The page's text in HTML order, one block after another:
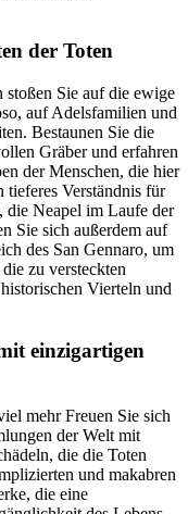
der Toten
Sie auf die ewige
auf Adelsfamilien und
Bestaunen Sie die
Gräber und erfahren
der Menschen, die hier
tieferes Verständnis für
Neapel im Laufe der
Sie sich außerdem auf
des San Gennaro, um
zu versteckten
Vierteln und
einzigartigen
mehr Freuen Sie sich
der Welt mit
die die Toten
und makabren
die eine